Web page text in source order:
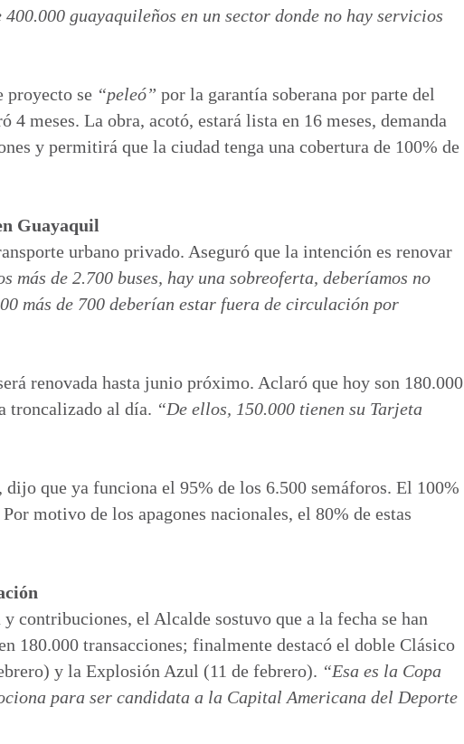
guayaquileños en un sector donde no hay servicios
proyecto se “peleó” por la garantía soberana por parte del
4 meses. La obra, acotó, estará lista en 16 meses, demanda
y permitirá que la ciudad tenga una cobertura de 100% de
Guayaquil
urbano privado. Aseguró que la intención es renovar
más de 2.700 buses, hay una sobreoferta, deberíamos no
más de 700 deberían estar fuera de circulación por
renovada hasta junio próximo. Aclaró que hoy son 180.000
troncalizado al día. “De ellos, 150.000 tienen su Tarjeta
que ya funciona el 95% de los 6.500 semáforos. El 100%
motivo de los apagones nacionales, el 80% de estas
contribuciones, el Alcalde sostuvo que a la fecha se han
180.000 transacciones; finalmente destacó el doble Clásico
y la Explosión Azul (11 de febrero). “Esa es la Copa
para ser candidata a la Capital Americana del Deporte